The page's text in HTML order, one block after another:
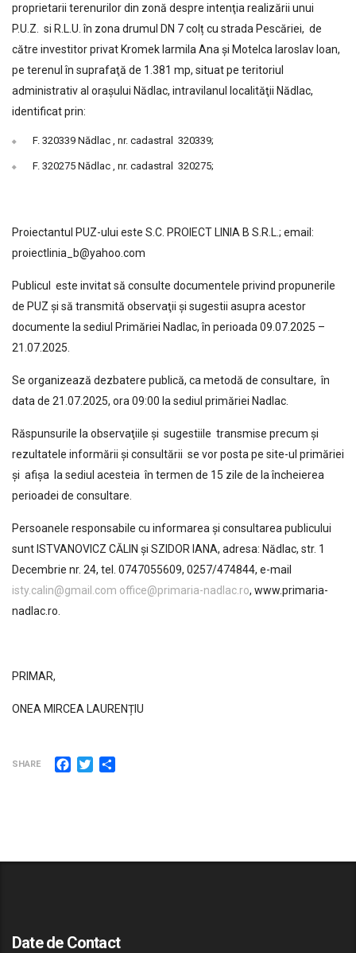
proprietarii terenurilor din zonă despre intenţia realizării unui
P.U.Z. si R.L.U. în zona drumul DN 7 colț cu strada Pescăriei, de
către investitor privat Kromek Iarmila Ana și Motelca Iaroslav Ioan,
pe terenul în suprafaţă de 1.381 mp, situat pe teritoriul
administrativ al orașului Nădlac, intravilanul localităţii Nădlac,
identificat prin:
F. 320339 Nădlac , nr. cadastral 320339;
F. 320275 Nădlac , nr. cadastral 320275;
Proiectantul PUZ-ului este S.C. PROIECT LINIA B S.R.L.; email:
proiectlinia_b@yahoo.com
Publicul este invitat să consulte documentele privind propunerile
de PUZ şi să transmită observaţii şi sugestii asupra acestor
documente la sediul Primăriei Nadlac, în perioada 09.07.2025 –
21.07.2025.
Se organizează dezbatere publică, ca metodă de consultare, în
data de 21.07.2025, ora 09:00 la sediul primăriei Nadlac.
Răspunsurile la observaţiile şi sugestiile transmise precum şi
rezultatele informării şi consultării se vor posta pe site-ul primăriei
şi afişa la sediul acesteia în termen de 15 zile de la încheierea
perioadei de consultare.
Persoanele responsabile cu informarea şi consultarea publicului
sunt ISTVANOVICZ CĂLIN și SZIDOR IANA, adresa: Nădlac, str. 1
Decembrie nr. 24, tel. 0747055609, 0257/474844, e-mail
isty.calin@gmail.com office@primaria-nadlac.ro, www.primaria-
nadlac.ro.
PRIMAR,
ONEA MIRCEA LAURENȚIU
SHARE Facebook
Twitter
Date de Contact